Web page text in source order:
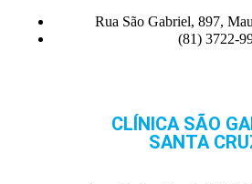
Rua São Gabriel, 897,
(81) 3722-
CLÍNICA SÃO
SANTA